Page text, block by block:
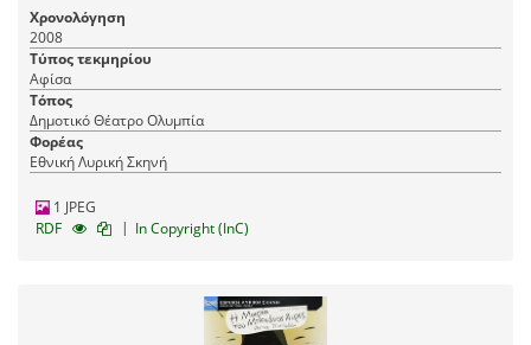
Χρονολόγηση
2008
Τύπος τεκμηρίου
Αφίσα
Τόπος
Δημοτικό Θέατρο Ολυμπία
Φορέας
Εθνική Λυρική Σκηνή
1 JPEG
RDF
| In Copyright (InC)